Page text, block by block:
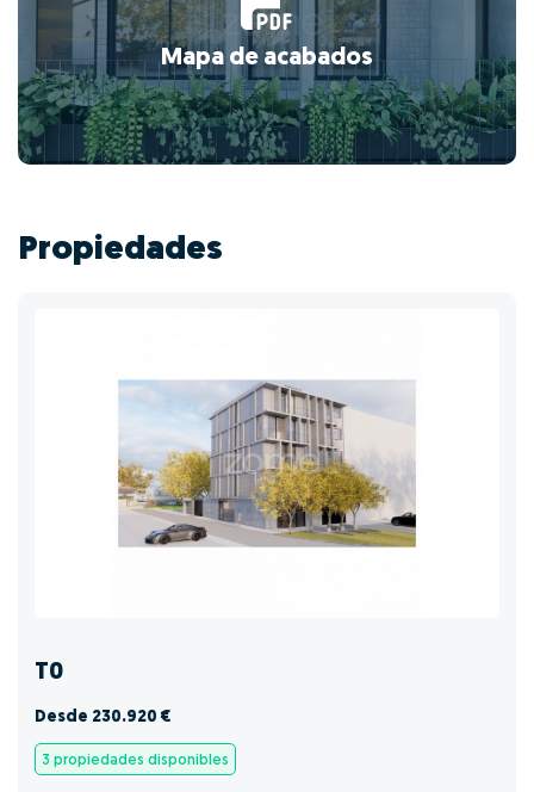
Mapa de acabados
Propiedades
T0
Desde 230.920 €
3 propiedades disponibles